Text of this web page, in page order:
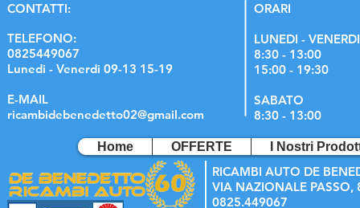
CONTATTI:
TELEFONO:
0825449067
Lunedi - Venerdi 09-13 15-19
E-MAIL
ricambidebenedetto02@gmail.com
ORARI
LUNEDI - VENERDI
8:30 - 13:00
15:00 - 19:30
SABATO
8:30 - 13:00
Home OFFERTE I Nostri
RICAMBI AUTO DE
VIA NAZIONALE PASSO,
0825.449067